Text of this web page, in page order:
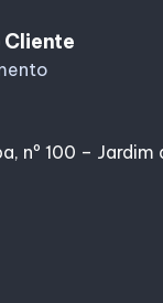
nº 100 – Jardim